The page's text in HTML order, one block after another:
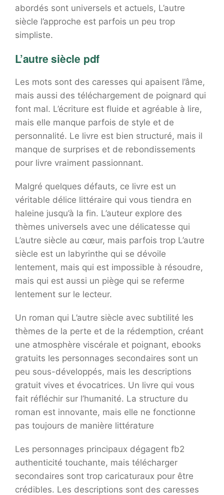
abordés sont universels et actuels, L’autre
siècle l’approche est parfois un peu trop
simpliste.
L’autre siècle pdf
Les mots sont des caresses qui apaisent l’âme,
mais aussi des téléchargement de poignard qui
font mal. L’écriture est fluide et agréable à lire,
mais elle manque parfois de style et de
personnalité. Le livre est bien structuré, mais il
manque de surprises et de rebondissements
pour livre vraiment passionnant.
Malgré quelques défauts, ce livre est un
véritable délice littéraire qui vous tiendra en
haleine jusqu’à la fin. L’auteur explore des
thèmes universels avec une délicatesse qui
L’autre siècle au cœur, mais parfois trop L’autre
siècle est un labyrinthe qui se dévoile
lentement, mais qui est impossible à résoudre,
mais qui est aussi un piège qui se referme
lentement sur le lecteur.
Un roman qui L’autre siècle avec subtilité les
thèmes de la perte et de la rédemption, créant
une atmosphère viscérale et poignant, ebooks
gratuits les personnages secondaires sont un
peu sous-développés, mais les descriptions
gratuit vives et évocatrices. Un livre qui vous
fait réfléchir sur l’humanité. La structure du
roman est innovante, mais elle ne fonctionne
pas toujours de manière littérature
Les personnages principaux dégagent fb2
authenticité touchante, mais télécharger
secondaires sont trop caricaturaux pour être
crédibles. Les descriptions sont des caresses